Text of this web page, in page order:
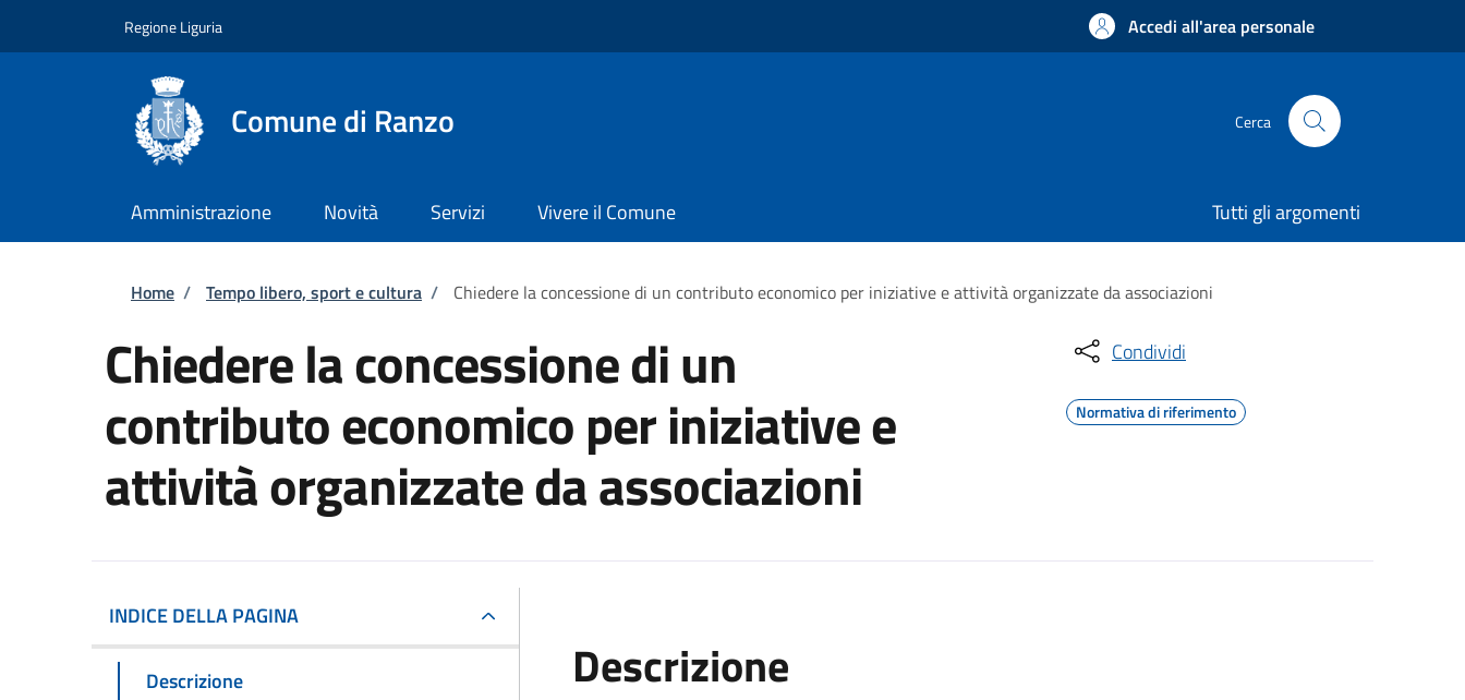
Regione Liguria Accedi all'area personale
Comune di Ranzo Cerca
Amministrazione Novità Servizi Vivere il Comune Tutti gli argomenti
Briciole di pane
Home / Tempo libero, sport e cultura / Chiedere la concessione di un contributo economico per iniziative e attività organizzate da associazioni
Chiedere la concessione di un
contributo economico per iniziative e
attività organizzate da associazioni
Condividi
Normativa di riferimento
INDICE DELLA PAGINA
Descrizione
Descrizione